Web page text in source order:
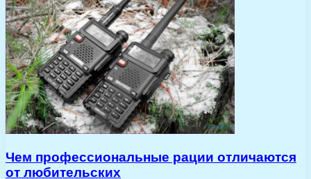
Чем профессиональные рации отличаются
от любительских